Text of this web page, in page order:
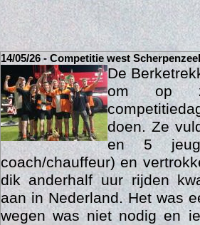
14/05/26 - Competitie west Scherpenzeel
De
om op
doen. Ze
en 5
coach/chauffeur) en
dik anderhalf uur rijden
aan in Nederland. Het was
wegen was niet nodig en